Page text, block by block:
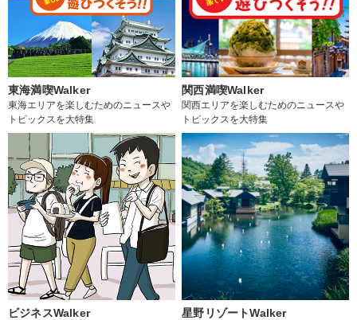
東海満喫Walker
東海エリアを楽しむためのニュースや
トピックスを大特集
関西満喫Walker
関西エリアを楽しむためのニュースや
トピックスを大特集
ビジネスWalker 星野リゾートWalker